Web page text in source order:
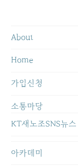
About
Home
가입신청
소통마당
KT새노조SNS뉴스
아카데미